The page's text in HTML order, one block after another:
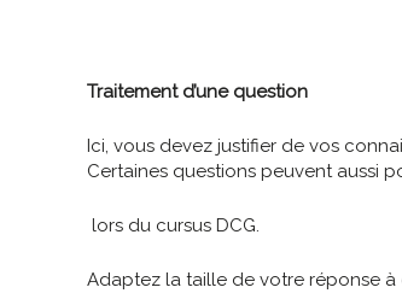
Traitement d’une question
Ici, vous devez justifier de vos
Certaines questions peuvent aussi
lors du cursus DCG.
Adaptez la taille de votre réponse à